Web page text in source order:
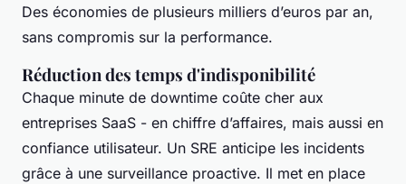
Des économies de plusieurs milliers d’euros par an,
sans compromis sur la performance.
Réduction des temps d'indisponibilité
Chaque minute de downtime coûte cher aux
entreprises SaaS - en chiffre d’affaires, mais aussi en
confiance utilisateur. Un SRE anticipe les incidents
grâce à une surveillance proactive. Il met en place